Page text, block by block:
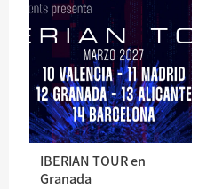
IBERIAN TOUR en
Granada